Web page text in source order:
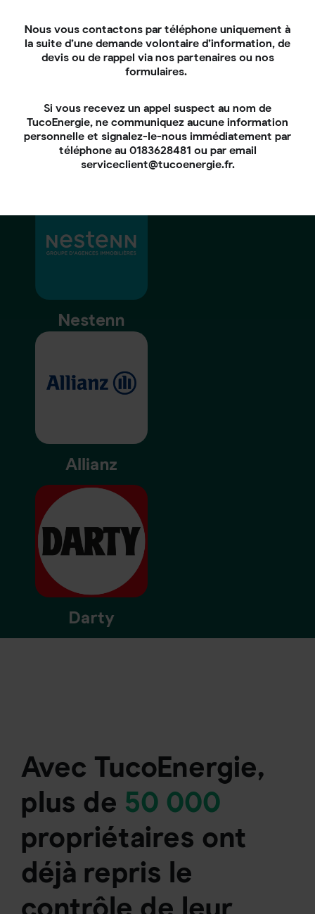
TotalEnergies
Nestenn
Allianz
Darty
Avec TucoEnergie,
plus de 50 000
propriétaires ont
déjà repris le
Nous vous contactons par téléphone uniquement à
la suite d’une demande volontaire d’information, de
devis ou de rappel via nos partenaires ou nos
formulaires.
Si vous recevez un appel suspect au nom de
TucoEnergie, ne communiquez aucune information
personnelle et signalez-le-nous immédiatement par
téléphone au 0183628481 ou par email
serviceclient@tucoenergie.fr.